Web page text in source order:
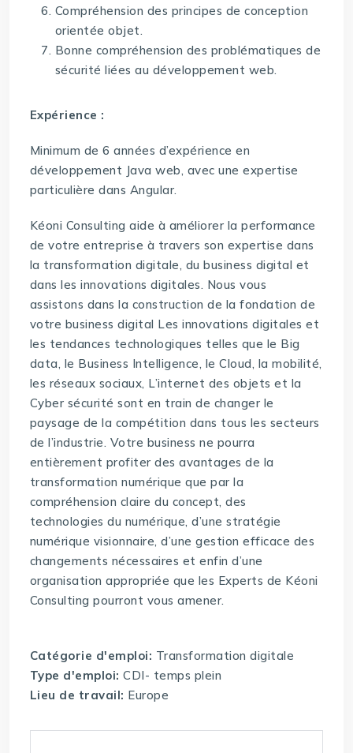
Compréhension des principes de conception
orientée objet.
Bonne compréhension des problématiques de
sécurité liées au développement web.
Expérience :
Minimum de 6 années d’expérience en
développement Java web, avec une expertise
particulière dans Angular.
Kéoni Consulting aide à améliorer la performance
de votre entreprise à travers son expertise dans
la transformation digitale, du business digital et
dans les innovations digitales. Nous vous
assistons dans la construction de la fondation de
votre business digital Les innovations digitales et
les tendances technologiques telles que le Big
data, le Business Intelligence, le Cloud, la mobilité,
les réseaux sociaux, L’internet des objets et la
Cyber sécurité sont en train de changer le
paysage de la compétition dans tous les secteurs
de l’industrie. Votre business ne pourra
entièrement profiter des avantages de la
transformation numérique que par la
compréhension claire du concept, des
technologies du numérique, d’une stratégie
numérique visionnaire, d’une gestion efficace des
changements nécessaires et enfin d’une
organisation appropriée que les Experts de Kéoni
Consulting pourront vous amener.
Catégorie d'emploi: Transformation digitale
Type d'emploi:CDI- temps plein
Lieu de travail: Europe